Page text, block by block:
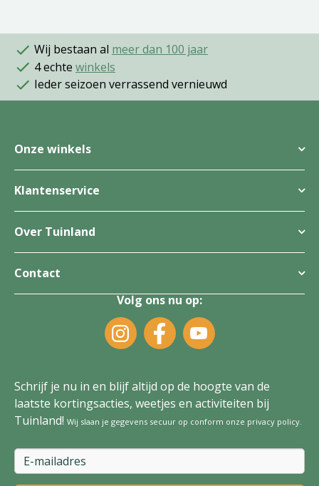
Wij bestaan al meer dan 100 jaar
4 echte winkels
Ieder seizoen verrassend vernieuwd
Onze winkels
Klantenservice
Over Tuinland
Contact
Volg ons nu op:
Schrijf je nu in en blijf altijd op de hoogte van de
laatste kortingsacties, weetjes en activiteiten bij
Tuinland! Wij slaan je gegevens secuur op conform onze privacy policy.